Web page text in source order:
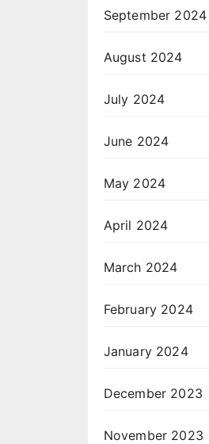
September 2024
August 2024
July 2024
June 2024
May 2024
April 2024
March 2024
February 2024
January 2024
December 2023
November 2023